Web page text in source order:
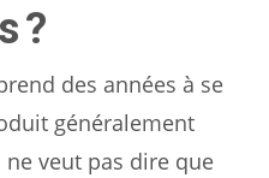
?
des années à se
généralement
ne veut pas dire que